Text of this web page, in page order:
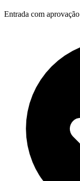
Entrada com aprovação